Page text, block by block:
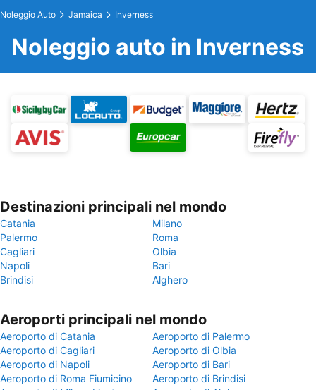
Noleggio Auto Jamaica Inverness
Noleggio auto in Inverness
Destinazioni principali nel mondo
Catania
Milano
Palermo
Roma
Cagliari
Olbia
Napoli
Bari
Brindisi
Alghero
Aeroporti principali nel mondo
Aeroporto di Catania
Aeroporto di Palermo
Aeroporto di Cagliari
Aeroporto di Olbia
Aeroporto di Napoli
Aeroporto di Bari
Aeroporto di Roma Fiumicino
Aeroporto di Brindisi